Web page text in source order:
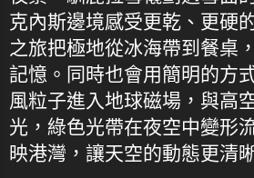
克內斯邊境感受更乾、更硬
之旅把極地從冰海帶到餐桌
記憶。同時也會用簡明的方
風粒子進入地球磁場，與高
光，綠色光帶在夜空中變形
映港灣，讓天空的動態更清